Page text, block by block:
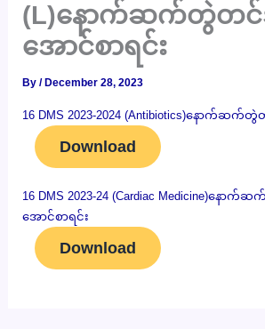
(L)နောက်ဆက်တွဲတင်
အောင်စာရင်း
By/ December 28, 2023
16 DMS 2023-2024 (Antibiotics)နောက်ဆက်တွဲ
Download
16 DMS 2023-24 (Cardiac Medicine)နောက်
အောင်စာရင်း
Download